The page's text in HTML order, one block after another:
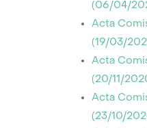
(06/04/
Acta
(19/03/
Acta
(20/11/
Acta
(23/10/